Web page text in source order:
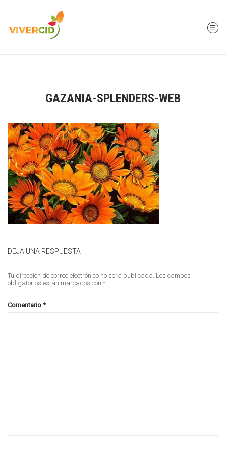
GAZANIA-SPLENDERS-WEB
DEJA UNA RESPUESTA
Tu dirección de correo electrónico no será publicada. Los campos
obligatorios están marcados con *
Comentario *